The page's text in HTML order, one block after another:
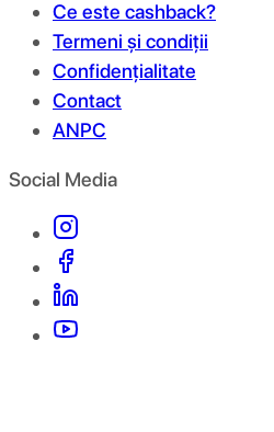
Ce este cashback?
Termeni și condiții
Confidențialitate
Contact
ANPC
Social Media